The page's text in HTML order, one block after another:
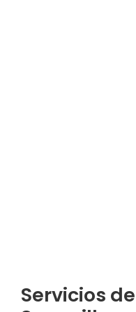
Servicios